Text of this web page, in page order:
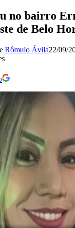
no bairro
de Belo
e Rômulo Ávila22/09/